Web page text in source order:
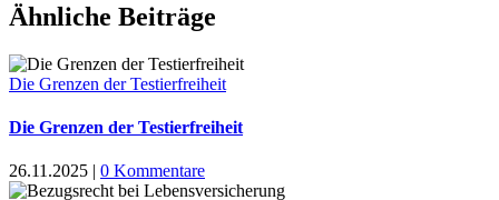
Ähnliche Beiträge
Die Grenzen der Testierfreiheit
Die Grenzen der Testierfreiheit
26.11.2025 | 0 Kommentare